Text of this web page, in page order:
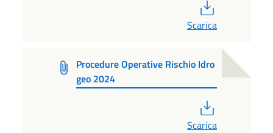
Scarica
Procedure Operative Rischio Idro
geo 2024
Scarica